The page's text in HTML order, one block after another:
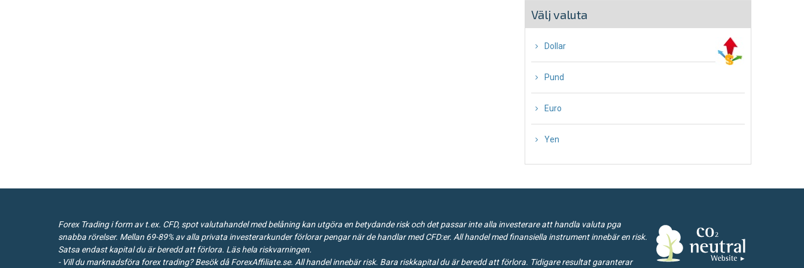
Välj valuta
Dollar
Pund
Euro
Yen
Forex Trading i form av t.ex. CFD, spot valutahandel med belåning kan utgöra en betydande risk och det passar inte alla investerare att handla valuta pga
snabba rörelser. Mellan 69-89% av alla privata investerarkunder förlorar pengar när de handlar med CFD:er. All handel med finansiella instrument innebär en risk.
Satsa endast kapital du är beredd att förlora. Läshela riskvarningen.
- Vill du marknadsföra forex trading? Besök då ForexAffiliate.se. All handel innebär risk. Bara riskkapital du är beredd att förlora. Tidigare resultat garanterar